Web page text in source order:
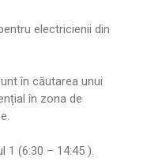
electricienii din
în căutarea unui
în zona de
1 (6:30 – 14:45 ).